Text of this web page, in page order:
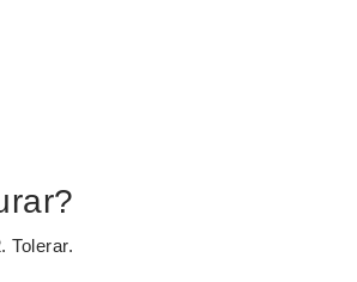
Tolerar.